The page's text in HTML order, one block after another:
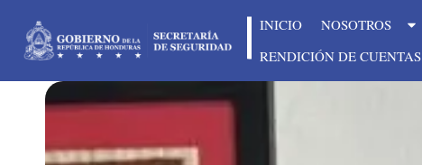
INICIO NOSOTROS
RENDICIÓN DE CUENTAS